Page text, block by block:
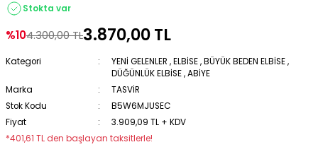
Stokta var
%104.300,00 TL3.870,00 TL
Kategori YENİ GELENLER ,ELBİSE ,BÜYÜK BEDEN ELBİSE ,
DÜĞÜNLÜK ELBİSE ,ABİYE
Marka
TASVİR
Stok Kodu
B5W6MJUSEC
Fiyat
3.909,09 TL + KDV
*401,61 TL den başlayan taksitlerle!